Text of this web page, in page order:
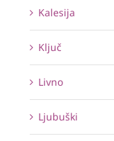
Kalesija
Ključ
Livno
Ljubuški